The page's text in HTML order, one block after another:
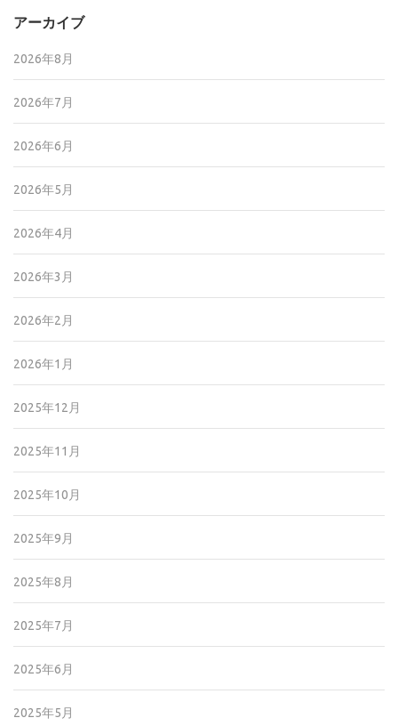
アーカイブ
2026年8月
2026年7月
2026年6月
2026年5月
2026年4月
2026年3月
2026年2月
2026年1月
2025年12月
2025年11月
2025年10月
2025年9月
2025年8月
2025年7月
2025年6月
2025年5月